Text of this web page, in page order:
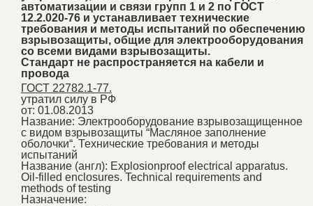
автоматизации и связи групп 1 и 2 по ГОСТ
12.2.020-76 и устанавливает технические
требования и методы испытаний по обеспечению
взрывозащиты, общие для электрооборудования
со всеми видами взрывозащиты.
Стандарт не распространяется на кабели и
провода
ГОСТ 22782.1-77.
утратил силу в РФ
от: 01.08.2013
Название: Электрооборудование взрывозащищенное
с видом взрывозащиты “Масляное заполнение
оболочки“. Технические требования и методы
испытаний
Название (англ): Explosionproof electrical apparatus.
Oil-filled enclosures. Technical requirements and
methods of testing
Назначение: